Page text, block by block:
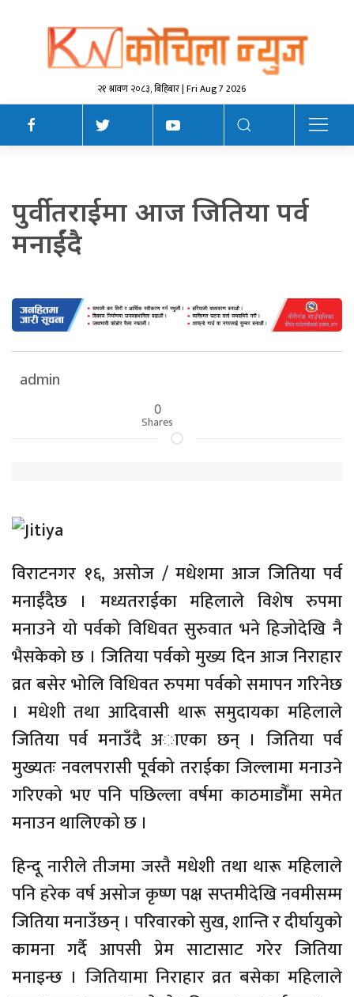
२१ श्रावण २०८३, बिहिबार | Fri Aug 7 2026
पुर्वी तराईमा आज जितिया पर्व
मनाईंदै
admin
0
Shares
विराटनगर १६, असाेज / मधेशमा आज जितिया पर्व
मनाईंदैछ । मध्यतराईका महिलाले विशेष रुपमा
मनाउने यो पर्वको विधिवत सुरुवात भने हिजोदेखि नै
भैसकेको छ । जितिया पर्वको मुख्य दिन आज निराहार
व्रत बसेर भोलि विधिवत रुपमा पर्वको समापन गरिनेछ
। मधेशी तथा आदिवासी थारू समुदायका महिलाले
जितिया पर्व मनाउँदै अाएका छन् । जितिया पर्व
मुख्यतः नवलपरासी पूर्वको तराईका जिल्लामा मनाउने
गरिएको भए पनि पछिल्ला वर्षमा काठमाडौँमा समेत
मनाउन थालिएको छ ।
हिन्दू नारीले तीजमा जस्तै मधेशी तथा थारू महिलाले
पनि हरेक वर्ष असोज कृष्ण पक्ष सप्तमीदेखि नवमीसम्म
जितिया मनाउँछन् । परिवारको सुख, शान्ति र दीर्घायुको
कामना गर्दै आपसी प्रेम साटासाट गरेर जितिया
मनाइन्छ । जितियामा निराहार व्रत बसेका महिलाले